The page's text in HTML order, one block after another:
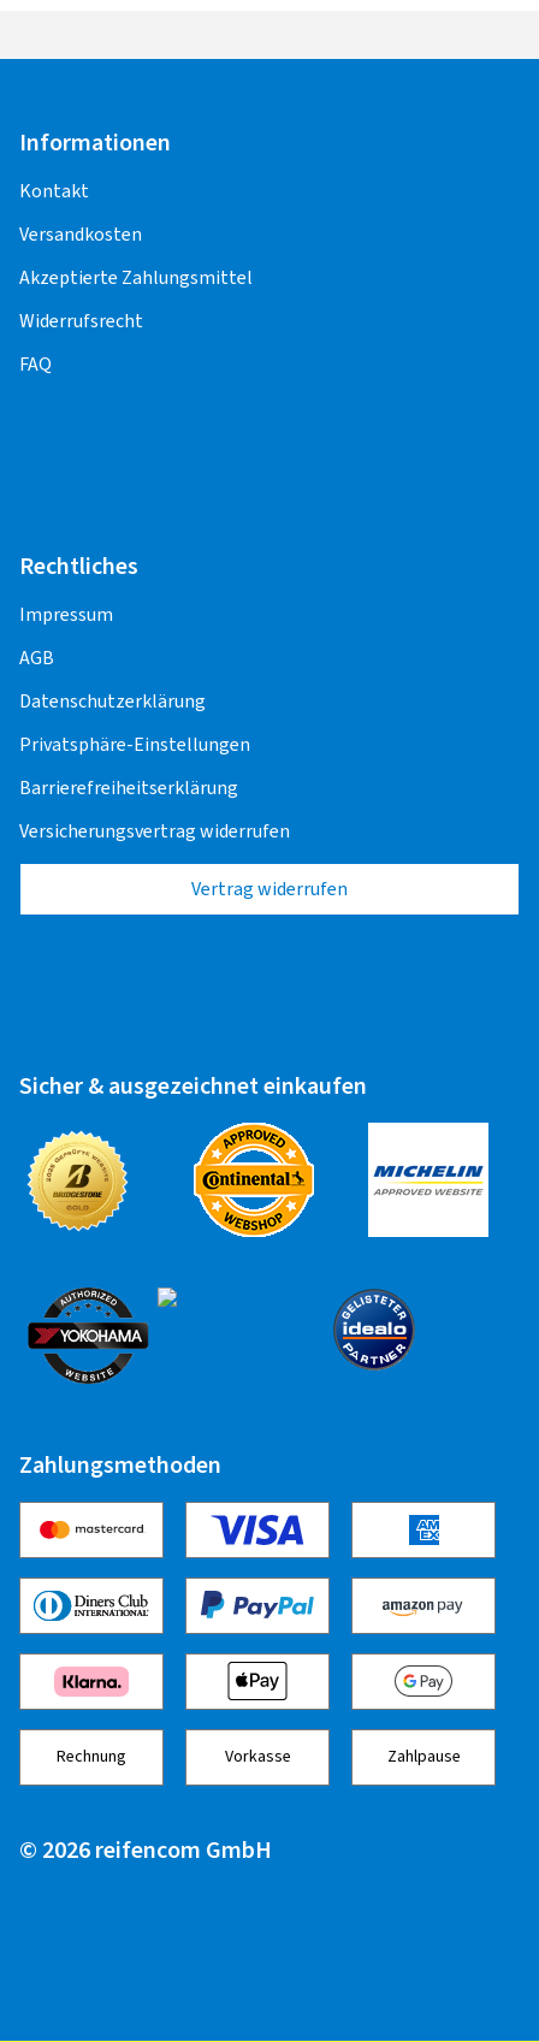
Informationen
Kontakt
Versandkosten
Akzeptierte Zahlungsmittel
Widerrufsrecht
FAQ
Rechtliches
Impressum
AGB
Datenschutzerklärung
Privatsphäre-Einstellungen
Barrierefreiheitserklärung
Versicherungsvertrag widerrufen
Vertrag widerrufen
Sicher & ausgezeichnet einkaufen
Zahlungsmethoden
Rechnung Vorkasse Zahlpause
© 2026 reifencom GmbH